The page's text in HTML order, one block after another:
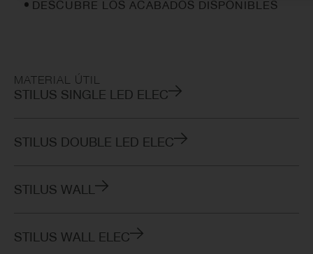
DESCUBRE LOS ACABADOS DISPONIBLES
MATERIAL ÚTIL
STILUS SINGLE LED ELEC
STILUS DOUBLE LED ELEC
STILUS WALL
STILUS WALL ELEC